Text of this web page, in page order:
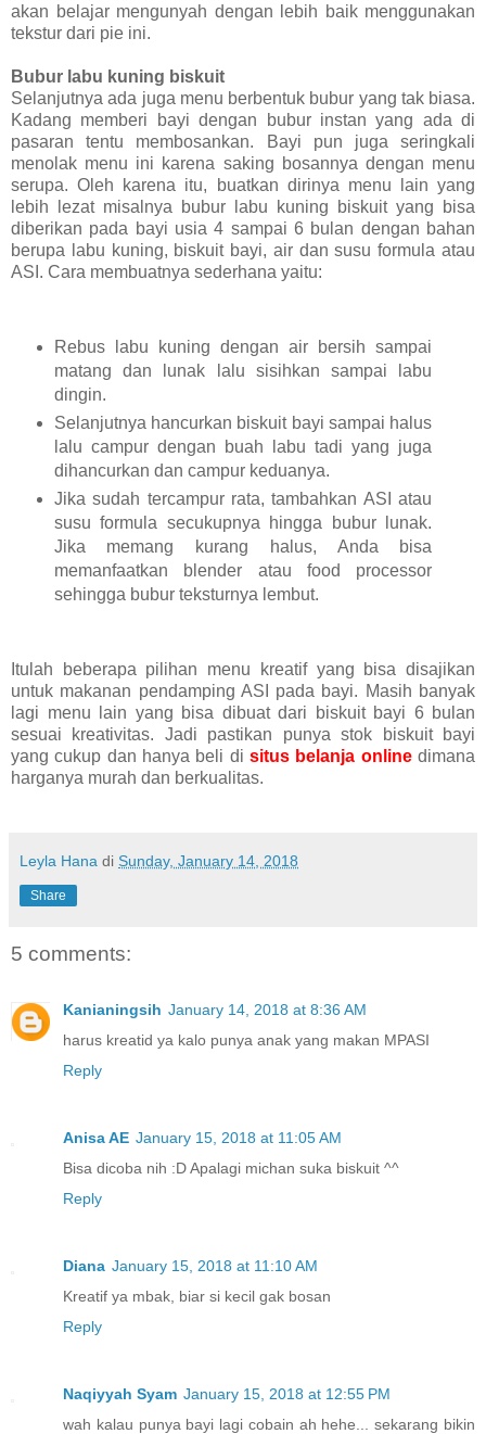
akan belajar mengunyah dengan lebih baik menggunakan
tekstur dari pie ini.
Bubur labu kuning biskuit
Selanjutnya ada juga menu berbentuk bubur yang tak biasa.
Kadang memberi bayi dengan bubur instan yang ada di
pasaran tentu membosankan. Bayi pun juga seringkali
menolak menu ini karena saking bosannya dengan menu
serupa. Oleh karena itu, buatkan dirinya menu lain yang
lebih lezat misalnya bubur labu kuning biskuit yang bisa
diberikan pada bayi usia 4 sampai 6 bulan dengan bahan
berupa labu kuning, biskuit bayi, air dan susu formula atau
ASI. Cara membuatnya sederhana yaitu:
Rebus labu kuning dengan air bersih sampai
matang dan lunak lalu sisihkan sampai labu
dingin.
Selanjutnya hancurkan biskuit bayi sampai halus
lalu campur dengan buah labu tadi yang juga
dihancurkan dan campur keduanya.
Jika sudah tercampur rata, tambahkan ASI atau
susu formula secukupnya hingga bubur lunak.
Jika memang kurang halus, Anda bisa
memanfaatkan blender atau food processor
sehingga bubur teksturnya lembut.
Itulah beberapa pilihan menu kreatif yang bisa disajikan
untuk makanan pendamping ASI pada bayi. Masih banyak
lagi menu lain yang bisa dibuat dari biskuit bayi 6 bulan
sesuai kreativitas. Jadi pastikan punya stok biskuit bayi
yang cukup dan hanya beli di situs belanja onlinedimana
harganya murah dan berkualitas.
Leyla Hana di Sunday, January 14, 2018
Share
5 comments:
Kanianingsih January 14, 2018 at 8:36 AM
harus kreatid ya kalo punya anak yang makan MPASI
Reply
Anisa AE January 15, 2018 at 11:05 AM
Bisa dicoba nih :D Apalagi michan suka biskuit ^^
Reply
Diana January 15, 2018 at 11:10 AM
Kreatif ya mbak, biar si kecil gak bosan
Reply
Naqiyyah Syam January 15, 2018 at 12:55 PM
wah kalau punya bayi lagi cobain ah hehe... sekarang bikin